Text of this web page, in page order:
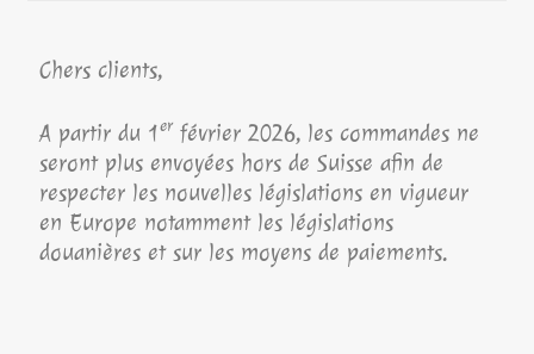
Chers clients,
A partir du 1erfévrier 2026, les commandes ne
seront plus envoyées hors de Suisse afin de
respecter les nouvelles législations en vigueur
en Europe notamment les législations
douanières et sur les moyens de paiements.